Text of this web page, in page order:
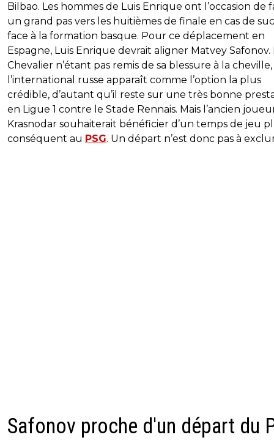
Bilbao. Les hommes de Luis Enrique ont l’occasion de
un grand pas vers les huitièmes de finale en cas de
face à la formation basque. Pour ce déplacement en
Espagne, Luis Enrique devrait aligner Matvey Safonov.
Chevalier n’étant pas remis de sa blessure à la cheville,
l’international russe apparaît comme l’option la plus
crédible, d’autant qu’il reste sur une très bonne
en Ligue 1 contre le Stade Rennais. Mais l’ancien
Krasnodar souhaiterait bénéficier d’un temps de jeu
conséquent au PSG. Un départ n’est donc pas à
Safonov proche d'un départ du